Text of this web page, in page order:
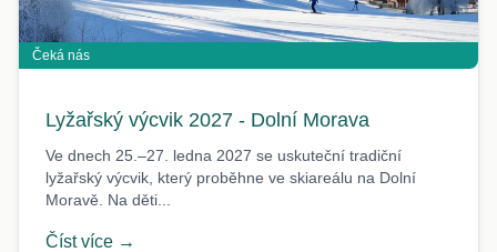
Čeká nás
Lyžařský výcvik 2027 - Dolní Morava
Ve dnech 25.–27. ledna 2027 se uskuteční tradiční
lyžařský výcvik, který proběhne ve skiareálu na Dolní
Moravě. Na děti...
Číst více →